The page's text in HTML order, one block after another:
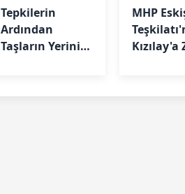
Tepkilerin
Ardından
Taşların Yerini
MHP
Kızılay'a